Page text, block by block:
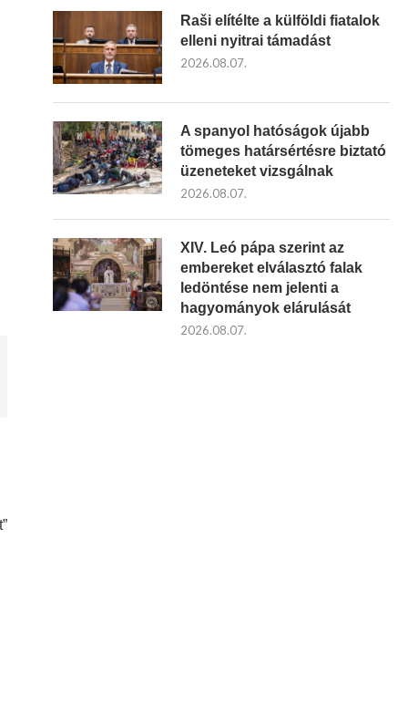
Raši elítélte a külföldi fiatalok
elleni nyitrai támadást
2026.08.07.
A spanyol hatóságok újabb
tömeges határsértésre biztató
üzeneteket vizsgálnak
2026.08.07.
XIV. Leó pápa szerint az
embereket elválasztó falak
ledöntése nem jelenti a
hagyományok elárulását
2026.08.07.